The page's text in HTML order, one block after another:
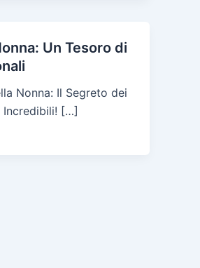
Un Tesoro di
Nonna: Il Segreto dei
Incredibili! […]